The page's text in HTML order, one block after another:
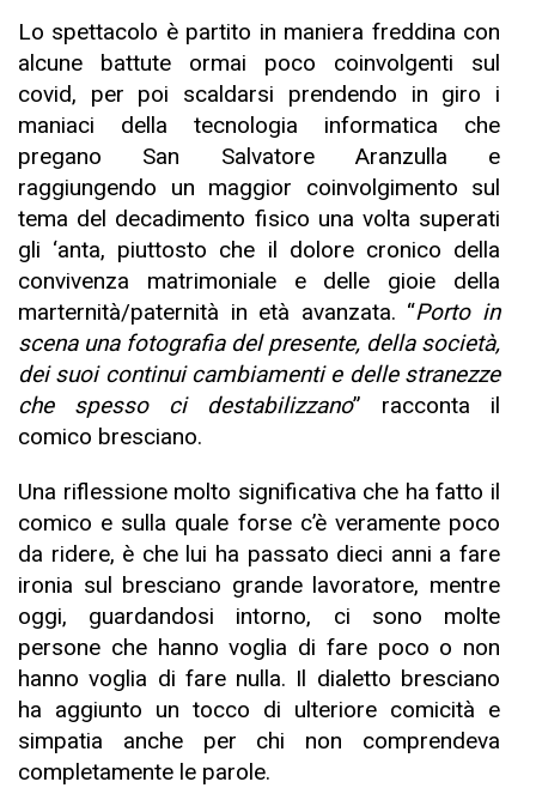
Lo spettacolo è partito in maniera freddina con
alcune battute ormai poco coinvolgenti sul
covid, per poi scaldarsi prendendo in giro i
maniaci della tecnologia informatica che
pregano San Salvatore Aranzulla e
raggiungendo un maggior coinvolgimento sul
tema del decadimento fisico una volta superati
gli ‘anta, piuttosto che il dolore cronico della
convivenza matrimoniale e delle gioie della
marternità/paternità in età avanzata. “Porto in
scena una fotografia del presente, della società,
dei suoi continui cambiamenti e delle stranezze
che spesso ci destabilizzano” racconta il
comico bresciano.
Una riflessione molto significativa che ha fatto il
comico e sulla quale forse c’è veramente poco
da ridere, è che lui ha passato dieci anni a fare
ironia sul bresciano grande lavoratore, mentre
oggi, guardandosi intorno, ci sono molte
persone che hanno voglia di fare poco o non
hanno voglia di fare nulla. Il dialetto bresciano
ha aggiunto un tocco di ulteriore comicità e
simpatia anche per chi non comprendeva
completamente le parole.